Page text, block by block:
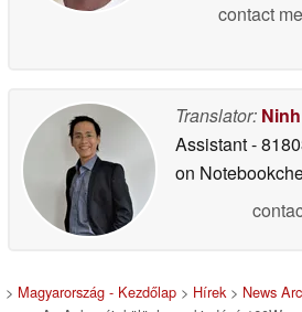
contact
Translator:
Assistant-
on
> Magyarország - Kezdőlap > Hírek> News